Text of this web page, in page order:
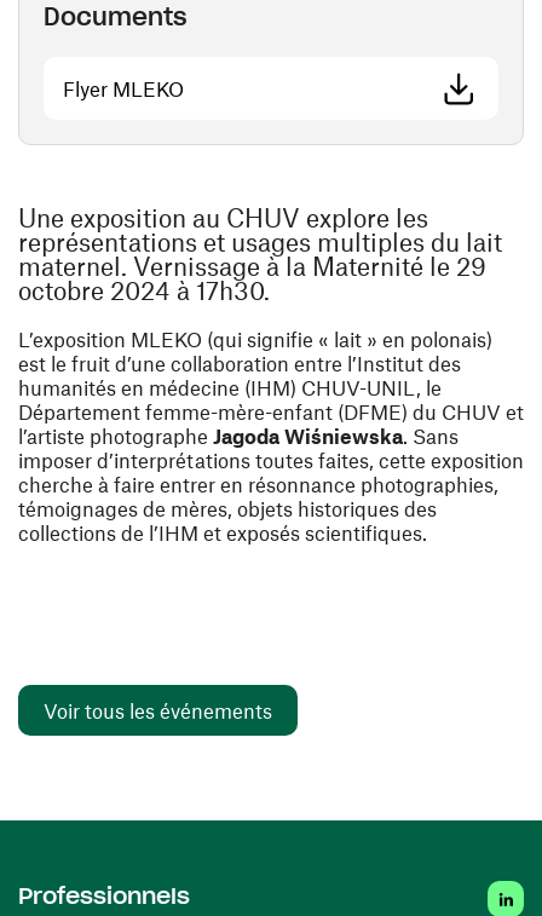
Documents
Flyer MLEKO
Une exposition au CHUV explore les
représentations et usages multiples du lait
maternel. Vernissage à la Maternité le 29
octobre 2024 à 17h30.
L’exposition MLEKO (qui signifie « lait » en polonais)
est le fruit d’une collaboration entre l’Institut des
humanités en médecine (IHM) CHUV-UNIL, le
Département femme-mère-enfant (DFME) du CHUV et
l’artiste photographe Jagoda Wiśniewska. Sans
imposer d’interprétations toutes faites, cette exposition
cherche à faire entrer en résonnance photographies,
témoignages de mères, objets historiques des
collections de l’IHM et exposés scientifiques.
Voir tous les événements
Professionnels